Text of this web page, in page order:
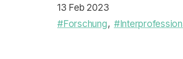
13 Feb 2023
#Forschung